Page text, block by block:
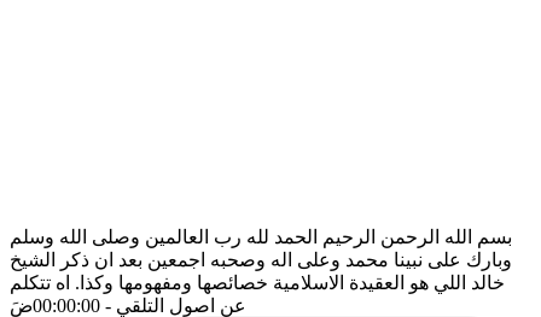
بسم الله الرحمن الرحيم الحمد لله رب العالمين وصلى الله وسلم
وبارك على نبينا محمد وعلى اله وصحبه اجمعين بعد ان ذكر الشيخ
خالد اللي هو العقيدة الاسلامية خصائصها ومفهومها وكذا. اه تتكلم
عن اصول التلقي - 00:00:00 ضَ